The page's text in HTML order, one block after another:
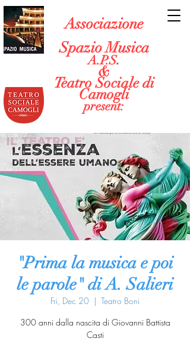
Associazione
Spazio Musica
A.P.S.
&
Teatro Sociale di
Camogli
present:
"Prima la musica e poi
le parole" di A. Salieri
Fri, Dec 20
  |
Teatro Boni
300 anni dalla nascita di Giovanni Battista
Casti